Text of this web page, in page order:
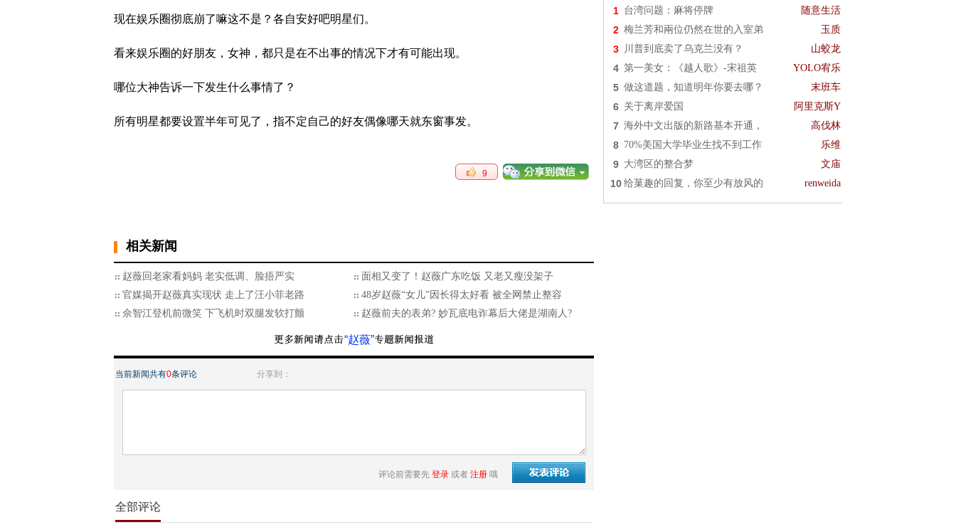
现在娱乐圈彻底崩了嘛这不是？各自安好吧明星们。
看来娱乐圈的好朋友，女神，都只是在不出事的情况下才有可能出现。
哪位大神告诉一下发生什么事情了？
所有明星都要设置半年可见了，指不定自己的好友偶像哪天就东窗事发。
9
相关新闻
赵薇回老家看妈妈 老实低调、脸捂严实
面相又变了！赵薇广东吃饭 又老又瘦没架子
官媒揭开赵薇真实现状 走上了汪小菲老路
48岁赵薇“女儿”因长得太好看 被全网禁止整容
佘智江登机前微笑 下飞机时双腿发软打颤
赵薇前夫的表弟? 妙瓦底电诈幕后大佬是湖南人?
“赵薇”
当前新闻共有0条评论 分享到：
评论前需要先 登录 或者 注册 哦
全部评论
1 台湾问题：麻将停牌 随意生活
2 梅兰芳和兩位仍然在世的入室弟 玉质
3 川普到底卖了乌克兰没有？ 山蛟龙
4 第一美女：《越人歌》-宋祖英 YOLO宥乐
5 做这道题，知道明年你要去哪？ 末班车
6 关于离岸爱国 阿里克斯Y
7 海外中文出版的新路基本开通， 高伐林
8 70%美国大学毕业生找不到工作 乐维
9 大湾区的整合梦 文庙
10 给菓趣的回复，你至少有放风的 renweida